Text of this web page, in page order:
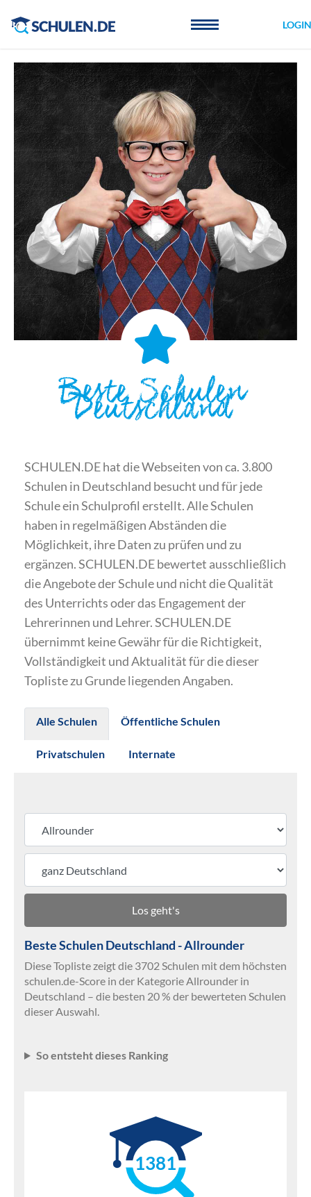
LOGIN
Beste Schulen
Deutschland
SCHULEN.DE hat die Webseiten von ca. 3.800
Schulen in Deutschland besucht und für jede
Schule ein Schulprofil erstellt. Alle Schulen
haben in regelmäßigen Abständen die
Möglichkeit, ihre Daten zu prüfen und zu
ergänzen. SCHULEN.DE bewertet ausschließlich
die Angebote der Schule und nicht die Qualität
des Unterrichts oder das Engagement der
Lehrerinnen und Lehrer. SCHULEN.DE
übernimmt keine Gewähr für die Richtigkeit,
Vollständigkeit und Aktualität für die dieser
Topliste zu Grunde liegenden Angaben.
Alle Schulen Öffentliche Schulen
Privatschulen Internate
Los geht's
Beste Schulen Deutschland - Allrounder
Diese Topliste zeigt die 3702 Schulen mit dem höchsten
schulen.de-Score in der Kategorie Allrounder in
Deutschland – die besten 20 % der bewerteten Schulen
dieser Auswahl.
So entsteht dieses Ranking
1381